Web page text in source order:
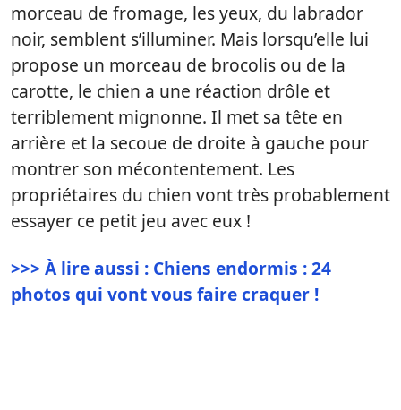
morceau de fromage, les yeux, du labrador
noir, semblent s’illuminer. Mais lorsqu’elle lui
propose un morceau de brocolis ou de la
carotte, le chien a une réaction drôle et
terriblement mignonne. Il met sa tête en
arrière et la secoue de droite à gauche pour
montrer son mécontentement. Les
propriétaires du chien vont très probablement
essayer ce petit jeu avec eux !
>>> À lire aussi : Chiens endormis : 24
photos qui vont vous faire craquer !